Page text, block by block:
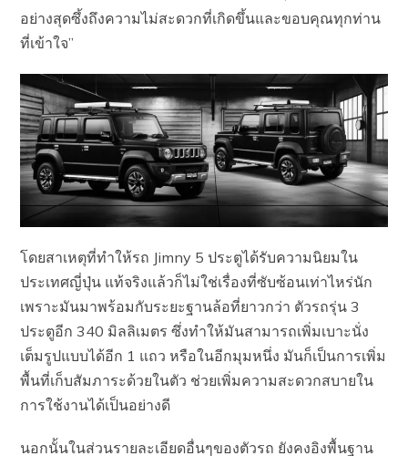
อย่างสุดซึ้งถึงความไม่สะดวกที่เกิดขึ้นและขอบคุณทุกท่าน
ที่เข้าใจ”
โดยสาเหตุที่ทำให้รถ Jimny 5 ประตูได้รับความนิยมใน
ประเทศญี่ปุ่น แท้จริงแล้วก็ไม่ใช่เรื่องที่ซับซ้อนเท่าไหร่นัก
เพราะมันมาพร้อมกับระยะฐานล้อที่ยาวกว่า ตัวรถรุ่น 3
ประตูอีก 340 มิลลิเมตร ซึ่งทำให้มันสามารถเพิ่มเบาะนั่ง
เต็มรูปแบบได้อีก 1 แถว หรือในอีกมุมหนึ่ง มันก็เป็นการเพิ่ม
พื้นที่เก็บสัมภาระด้วยในตัว ช่วยเพิ่มความสะดวกสบายใน
การใช้งานได้เป็นอย่างดี
นอกนั้นในส่วนรายละเอียดอื่นๆของตัวรถ ยังคงอิงพื้นฐาน